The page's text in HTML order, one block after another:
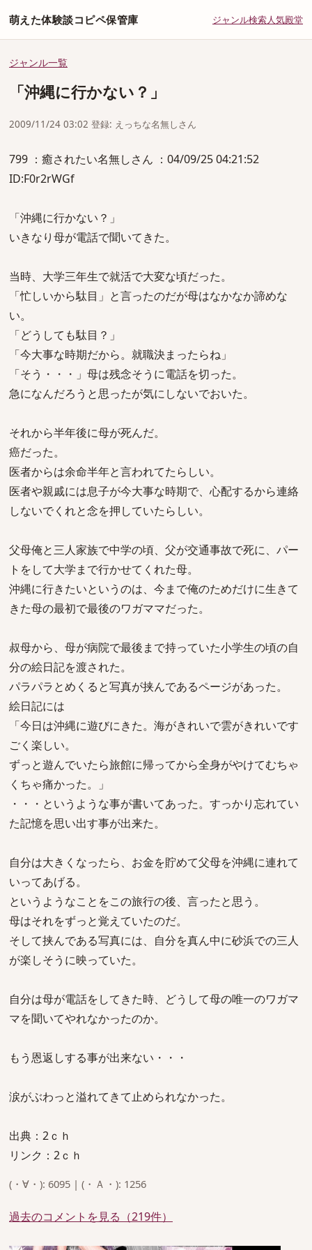
萌えた体験談コピペ保管庫 ジャンル検索人気殿堂
ジャンル一覧
「沖縄に行かない？」
2009/11/24 03:02 登録: えっちな名無しさん
799 ：癒されたい名無しさん ：04/09/25 04:21:52
ID:F0r2rWGf
「沖縄に行かない？」
いきなり母が電話で聞いてきた。
当時、大学三年生で就活で大変な頃だった。
「忙しいから駄目」と言ったのだが母はなかなか諦めな
い。
「どうしても駄目？」
「今大事な時期だから。就職決まったらね」
「そう・・・」母は残念そうに電話を切った。
急になんだろうと思ったが気にしないでおいた。
それから半年後に母が死んだ。
癌だった。
医者からは余命半年と言われてたらしい。
医者や親戚には息子が今大事な時期で、心配するから連絡
しないでくれと念を押していたらしい。
父母俺と三人家族で中学の頃、父が交通事故で死に、パー
トをして大学まで行かせてくれた母。
沖縄に行きたいというのは、今まで俺のためだけに生きて
きた母の最初で最後のワガママだった。
叔母から、母が病院で最後まで持っていた小学生の頃の自
分の絵日記を渡された。
パラパラとめくると写真が挟んであるページがあった。
絵日記には
「今日は沖縄に遊びにきた。海がきれいで雲がきれいです
ごく楽しい。
ずっと遊んでいたら旅館に帰ってから全身がやけてむちゃ
くちゃ痛かった。」
・・・というような事が書いてあった。すっかり忘れてい
た記憶を思い出す事が出来た。
自分は大きくなったら、お金を貯めて父母を沖縄に連れて
いってあげる。
というようなことをこの旅行の後、言ったと思う。
母はそれをずっと覚えていたのだ。
そして挟んである写真には、自分を真ん中に砂浜での三人
が楽しそうに映っていた。
自分は母が電話をしてきた時、どうして母の唯一のワガマ
マを聞いてやれなかったのか。
もう恩返しする事が出来ない・・・
涙がぶわっと溢れてきて止められなかった。
出典：2ｃｈ
リンク：2ｃｈ
(・∀・): 6095 | (・Ａ・): 1256
過去のコメントを見る（219件）